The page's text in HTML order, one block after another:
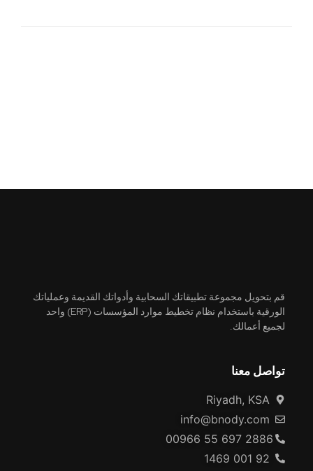
قم بتحويل مجموعة تطبيقاتك السحابية وأدواتك القديمة وعملياتك
الورقية باستخدام نظام تخطيط موارد المؤسسات (ERP) واحد
لجميع أعمالك.
تواصل معنا
Riyadh, KSA
info@bnody.com
00966 55 697 2886
92 001 1469